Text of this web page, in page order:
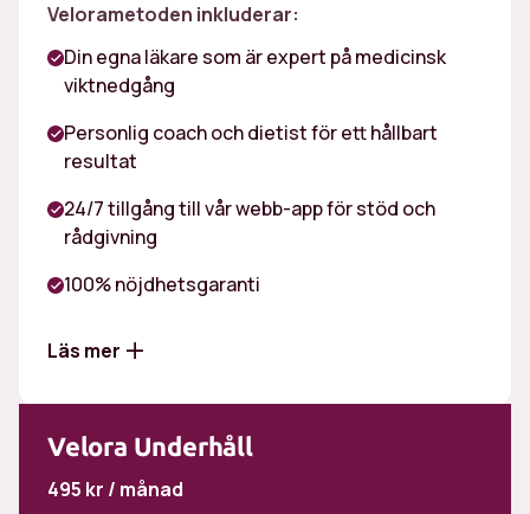
Velorametoden inkluderar:
Din egna läkare som är expert på medicinsk
viktnedgång
Personlig coach och dietist för ett hållbart
resultat
24/7 tillgång till vår webb-app för stöd och
rådgivning
100% nöjdhetsgaranti
Läs mer
Kostnad för läkemedel
Kostnad för hälsokontroll
Nöjdhetsgaranti
Velora Underhåll
495 kr / månad